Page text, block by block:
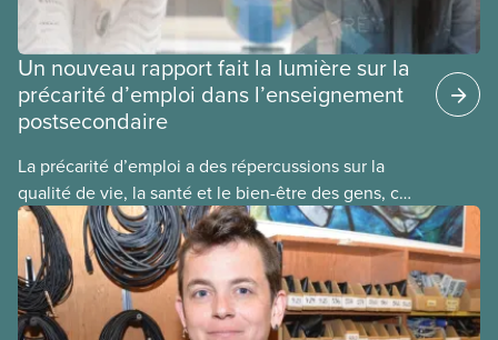
Un nouveau rapport fait la lumière sur la
précarité d’emploi dans l’enseignement
postsecondaire
La précarité d’emploi a des répercussions sur la
qualité de vie, la santé et le bien-être des gens, ce
qui, en retour, affecte la collectivité. C’est le point
le plus important à être ressorti d’une série
d’assemblées publiques sur la précarité d’emploi
dans le secteur de l’enseignement postsecondaire
organisée par le SCFP en début d’année.